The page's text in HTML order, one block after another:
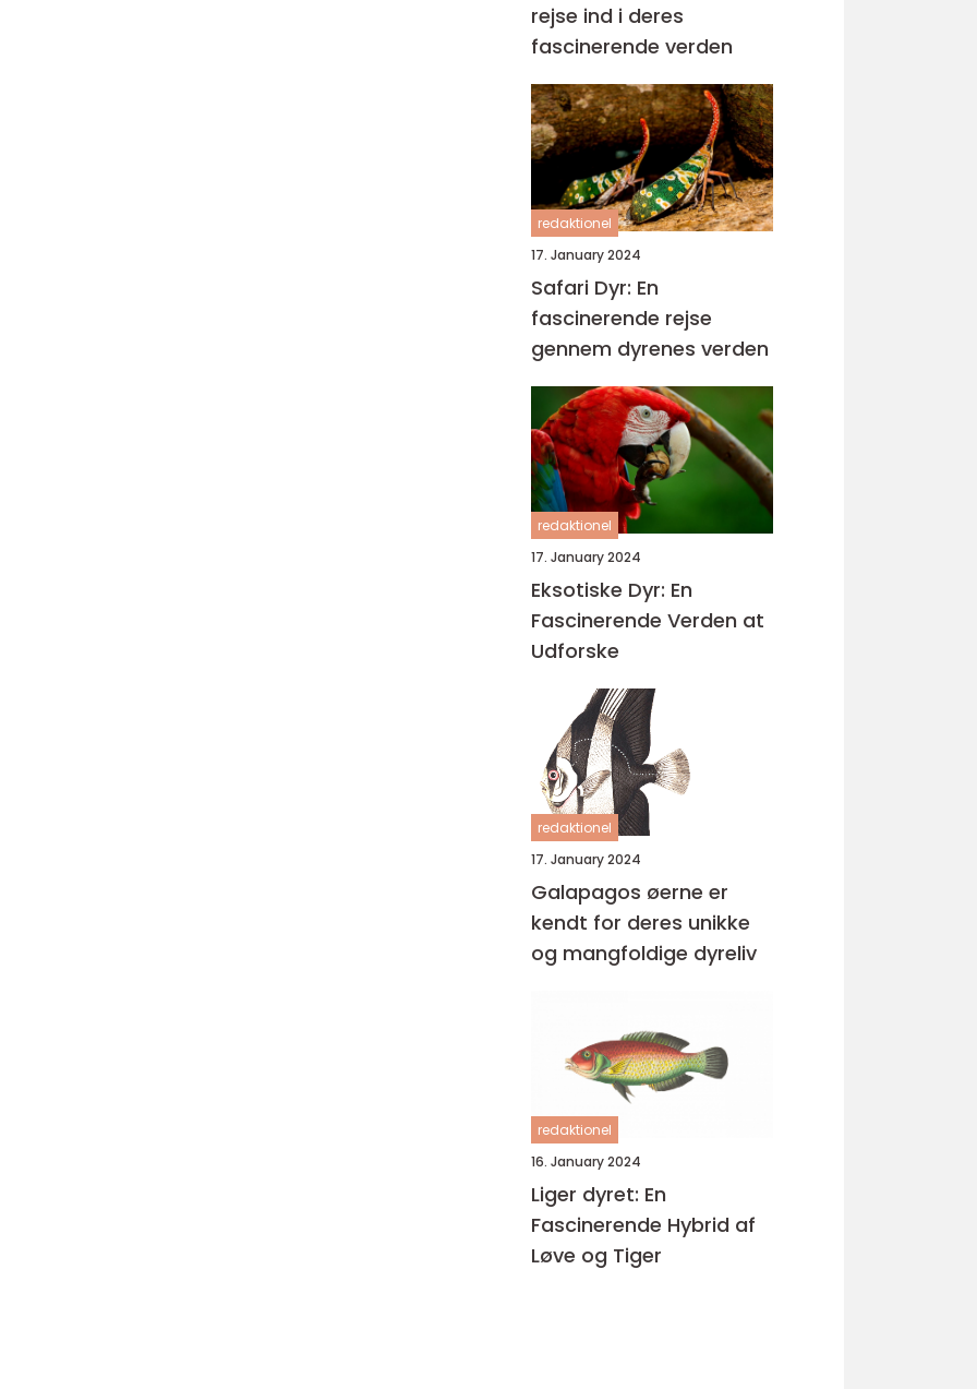
rejse ind i deres
fascinerende verden
redaktionel
17. January 2024
Safari Dyr: En
fascinerende rejse
gennem dyrenes verden
redaktionel
17. January 2024
Eksotiske Dyr: En
Fascinerende Verden at
Udforske
redaktionel
17. January 2024
Galapagos øerne er
kendt for deres unikke
og mangfoldige dyreliv
redaktionel
16. January 2024
Liger dyret: En
Fascinerende Hybrid af
Løve og Tiger